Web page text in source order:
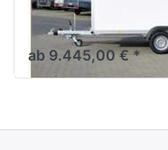
4m Tandem-
3,5 tonner
ab 9.445,00 € *